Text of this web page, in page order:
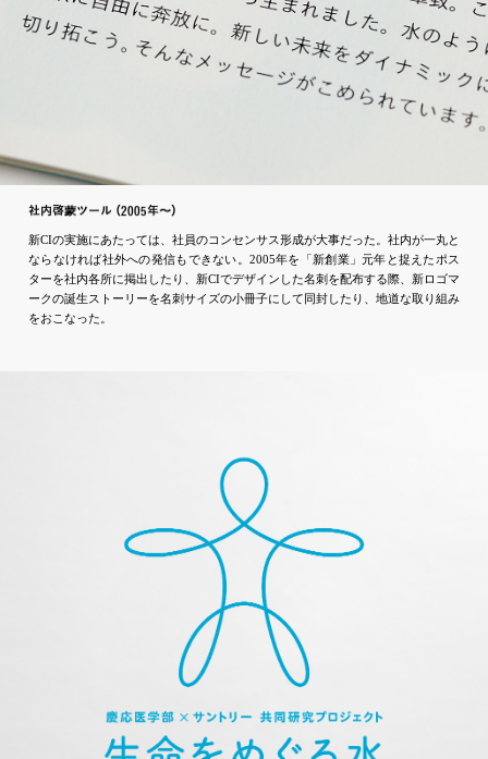
社内啓蒙ツール（2005年〜）
新CIの実施にあたっては、社員のコンセンサス形成が大事だった。社内が一丸と
ならなければ社外への発信もできない。2005年を「新創業」元年と捉えたポス
ターを社内各所に掲出したり、新CIでデザインした名刺を配布する際、新ロゴマ
ークの誕生ストーリーを名刺サイズの小冊子にして同封したり、地道な取り組み
をおこなった。